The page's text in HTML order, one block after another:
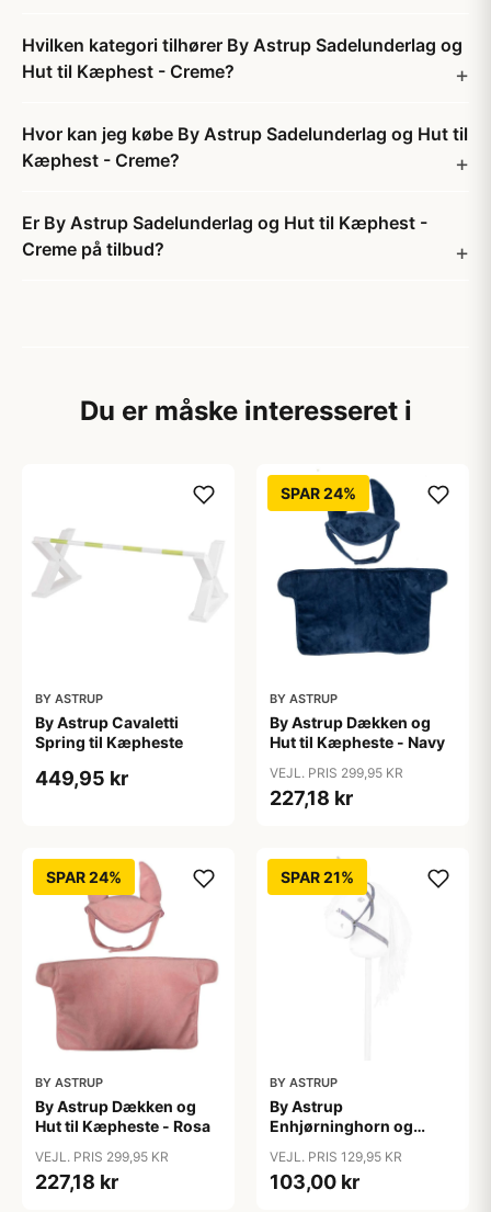
Hvilken kategori tilhører By Astrup Sadelunderlag og
Hut til Kæphest - Creme?
Hvor kan jeg købe By Astrup Sadelunderlag og Hut til
Kæphest - Creme?
Er By Astrup Sadelunderlag og Hut til Kæphest -
Creme på tilbud?
Du er måske interesseret i
BY ASTRUP
By Astrup Cavaletti
Spring til Kæpheste
449,95 kr
SPAR 24%
BY ASTRUP
By Astrup Dækken og
Hut til Kæpheste - Navy
VEJL. PRIS 299,95 KR
227,18 kr
SPAR 24%
BY ASTRUP
By Astrup Dækken og
Hut til Kæpheste - Rosa
VEJL. PRIS 299,95 KR
227,18 kr
SPAR 21%
BY ASTRUP
By Astrup
Enhjørninghorn og
VEJL. PRIS 129,95 KR
103,00 kr